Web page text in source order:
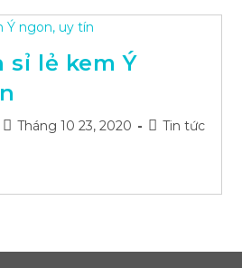
lẻ kem Ý
PostTháng 10 23, 2020
PostTin tức